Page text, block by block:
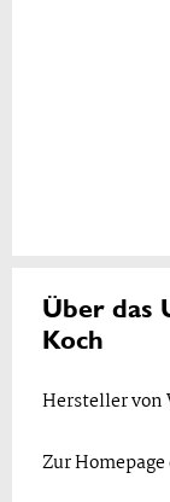
Über das
Koch
Hersteller von
Zur